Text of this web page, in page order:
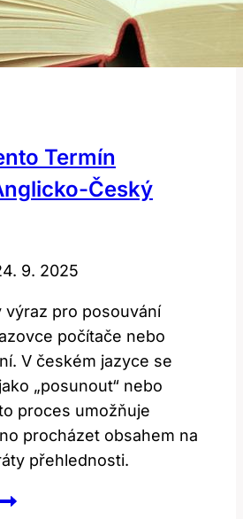
Termín
Český
9. 2025
výraz pro posouvání
počítače nebo
V českém jazyce se
„posunout“ nebo
proces umožňuje
procházet obsahem na
přehlednosti.